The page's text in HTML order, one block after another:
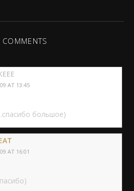
COMMENTS
AT 13:45
большое)
AT 16:01